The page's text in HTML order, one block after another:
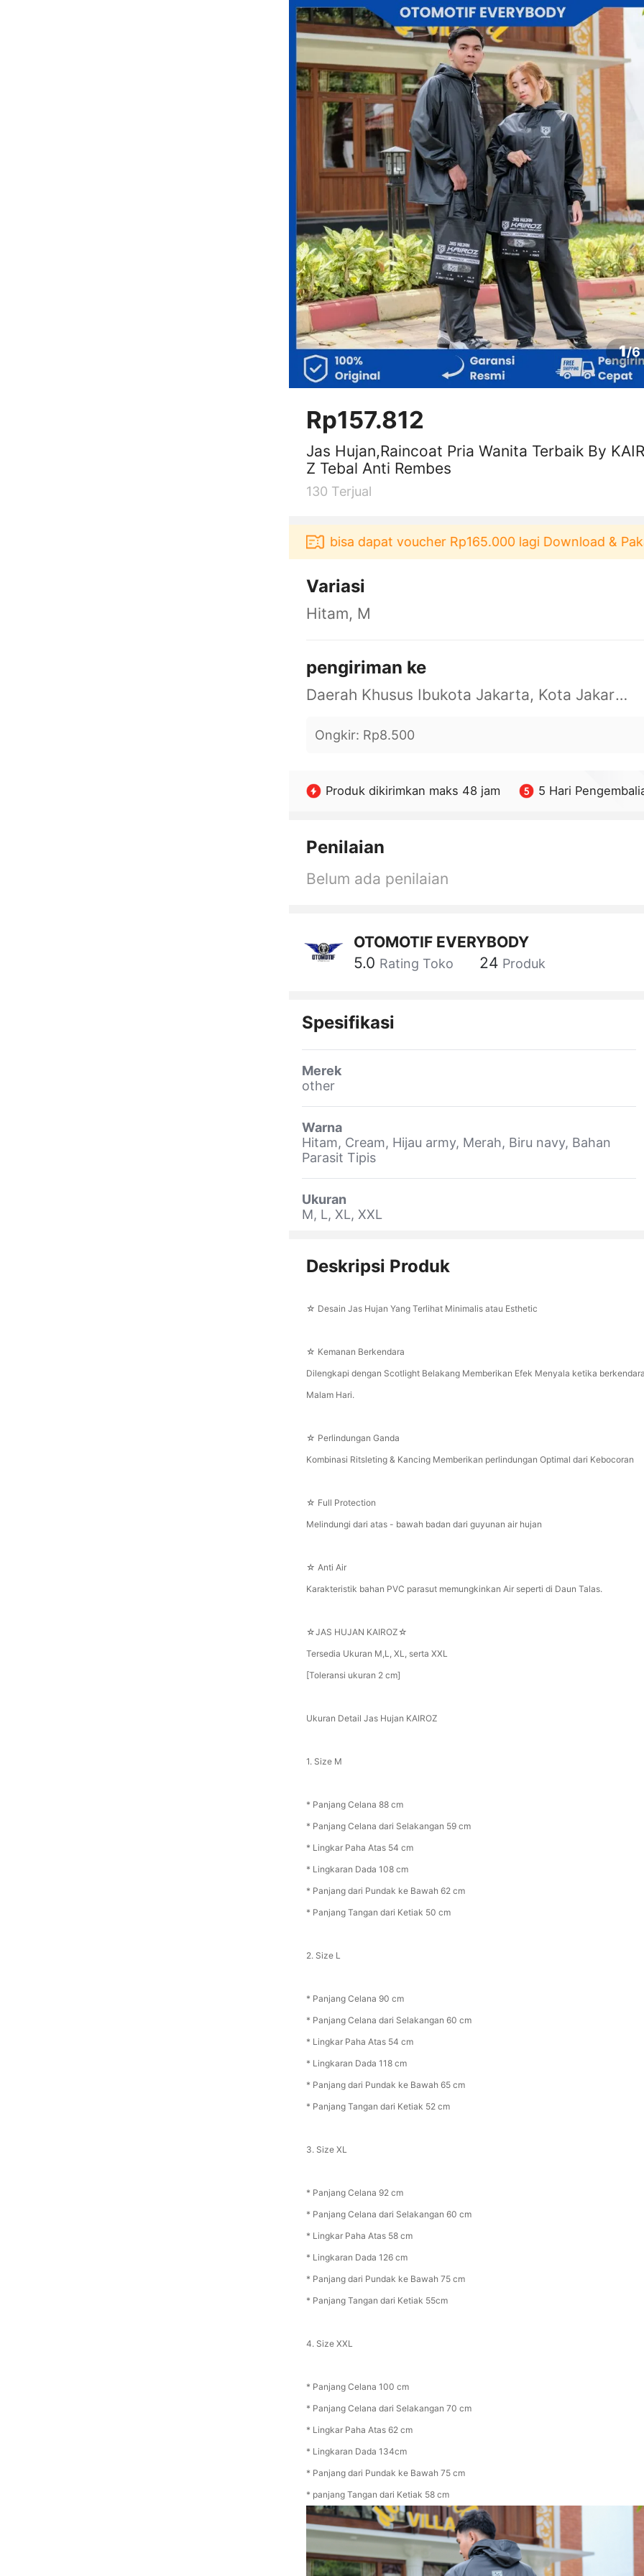
1/6
Rp157.812
Jas Hujan,Raincoat Pria Wanita Terbaik By
Z Tebal Anti Rembes
130 Terjual
Pengguna baru berbelanja di aplikasi Akulaku bisa dapat voucher Rp165.000 lagi Download & Pakai！
Variasi
Hitam, M
pengiriman ke
Daerah Khusus Ibukota Jakarta, Kota Jakarta Barat, Cengkareng, yy
Ongkir: Rp8.500
Produk dikirimkan maks 48 jam 5 Hari
Penilaian
Belum ada penilaian
OTOMOTIF EVERYBODY
5.0 Rating Toko 24 Produk
Spesifikasi
Merek
other
Warna
Hitam, Cream, Hijau army, Merah, Biru navy, Bahan
Parasit Tipis
Ukuran
M, L, XL, XXL
Deskripsi Produk
☆ Desain Jas Hujan Yang Terlihat Minimalis atau Esthetic
☆ Kemanan Berkendara
Dilengkapi dengan Scotlight Belakang Memberikan Efek Menyala ketika
Malam Hari.
☆ Perlindungan Ganda
Kombinasi Ritsleting & Kancing Memberikan perlindungan Optimal dari Kebocoran
☆ Full Protection
Melindungi dari atas - bawah badan dari guyunan air hujan
☆ Anti Air
Karakteristik bahan PVC parasut memungkinkan Air seperti di Daun Talas.
☆JAS HUJAN KAIROZ☆
Tersedia Ukuran M,L, XL, serta XXL
[Toleransi ukuran 2 cm]
Ukuran Detail Jas Hujan KAIROZ
1. Size M
* Panjang Celana 88 cm
* Panjang Celana dari Selakangan 59 cm
* Lingkar Paha Atas 54 cm
* Lingkaran Dada 108 cm
* Panjang dari Pundak ke Bawah 62 cm
* Panjang Tangan dari Ketiak 50 cm
2. Size L
* Panjang Celana 90 cm
* Panjang Celana dari Selakangan 60 cm
* Lingkar Paha Atas 54 cm
* Lingkaran Dada 118 cm
* Panjang dari Pundak ke Bawah 65 cm
* Panjang Tangan dari Ketiak 52 cm
3. Size XL
* Panjang Celana 92 cm
* Panjang Celana dari Selakangan 60 cm
* Lingkar Paha Atas 58 cm
* Lingkaran Dada 126 cm
* Panjang dari Pundak ke Bawah 75 cm
* Panjang Tangan dari Ketiak 55cm
4. Size XXL
* Panjang Celana 100 cm
* Panjang Celana dari Selakangan 70 cm
* Lingkar Paha Atas 62 cm
* Lingkaran Dada 134cm
* Panjang dari Pundak ke Bawah 75 cm
* panjang Tangan dari Ketiak 58 cm